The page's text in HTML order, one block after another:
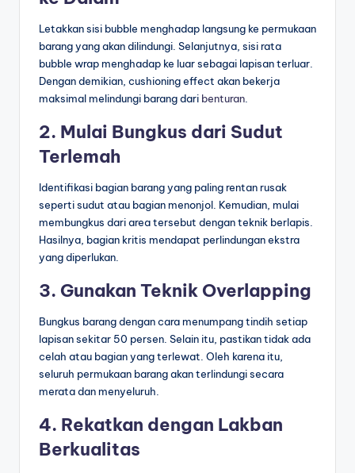
Letakkan sisi bubble menghadap langsung ke permukaan
barang yang akan dilindungi. Selanjutnya, sisi rata
bubble wrap menghadap ke luar sebagai lapisan terluar.
Dengan demikian, cushioning effect akan bekerja
maksimal melindungi barang dari benturan.
2. Mulai Bungkus dari Sudut
Terlemah
Identifikasi bagian barang yang paling rentan rusak
seperti sudut atau bagian menonjol. Kemudian, mulai
membungkus dari area tersebut dengan teknik berlapis.
Hasilnya, bagian kritis mendapat perlindungan ekstra
yang diperlukan.
3. Gunakan Teknik Overlapping
Bungkus barang dengan cara menumpang tindih setiap
lapisan sekitar 50 persen. Selain itu, pastikan tidak ada
celah atau bagian yang terlewat. Oleh karena itu,
seluruh permukaan barang akan terlindungi secara
merata dan menyeluruh.
4. Rekatkan dengan Lakban
Berkualitas